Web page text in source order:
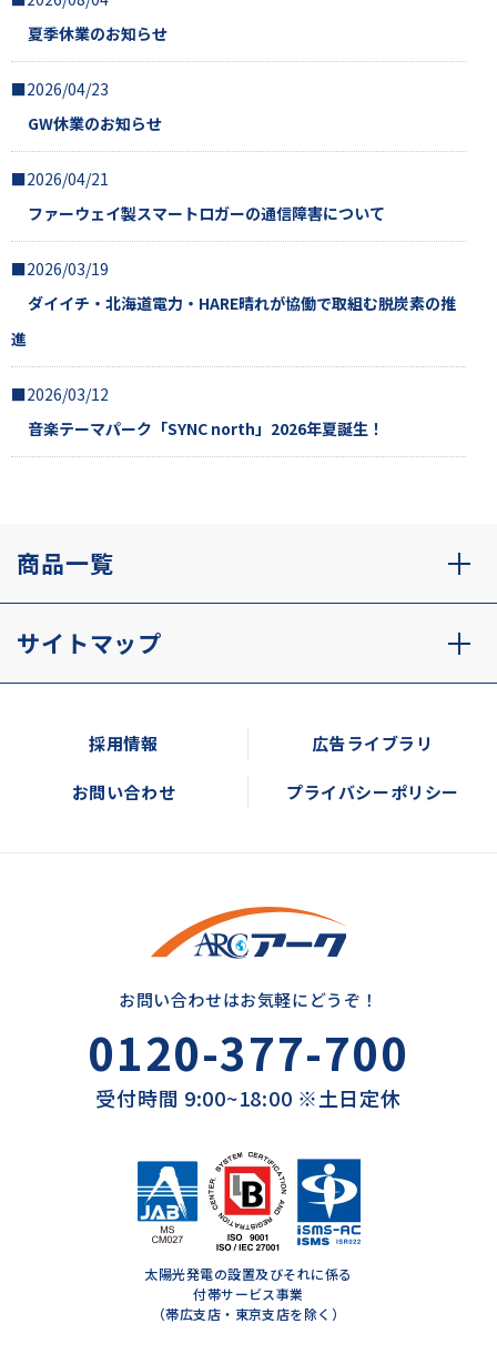
夏季休業のお知らせ
■2026/04/23
GW休業のお知らせ
■2026/04/21
ファーウェイ製スマートロガーの通信障害について
■2026/03/19
ダイイチ・北海道電力・HARE晴れが協働で取組む脱炭素の推
進
■2026/03/12
音楽テーマパーク「SYNC north」2026年夏誕生！
商品一覧
サイトマップ
採用情報 広告ライブラリ
お問い合わせ プライバシーポリシー
お問い合わせはお気軽にどうぞ！
0120-377-700
受付時間 9:00~18:00 ※土日定休
太陽光発電の設置及びそれに係る
付帯サービス事業
（帯広支店・東京支店を除く）